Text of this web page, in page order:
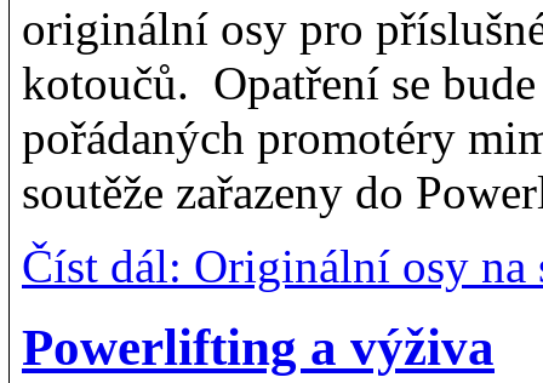
originální osy pro
kotoučů. Opatření se
pořádaných promotéry
soutěže zařazeny do
Číst dál: Originální osy na
Powerlifting a výživa